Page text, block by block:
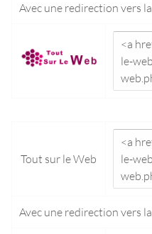
Avec une redirection vers la
Tout sur le Web
Avec une redirection vers la